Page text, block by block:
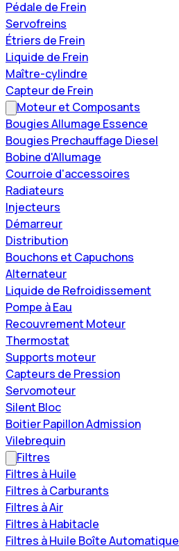
Pédale de Frein
Servofreins
Étriers de Frein
Liquide de Frein
Maître-cylindre
Capteur de Frein
Moteur et Composants
Bougies Allumage Essence
Bougies Prechauffage Diesel
Bobine d'Allumage
Courroie d'accessoires
Radiateurs
Injecteurs
Démarreur
Distribution
Bouchons et Capuchons
Alternateur
Liquide de Refroidissement
Pompe à Eau
Recouvrement Moteur
Thermostat
Supports moteur
Capteurs de Pression
Servomoteur
Silent Bloc
Boitier Papillon Admission
Vilebrequin
Filtres
Filtres à Huile
Filtres à Carburants
Filtres à Air
Filtres à Habitacle
Filtres à Huile Boîte Automatique